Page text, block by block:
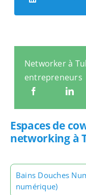
Networker à
entrepreneurs
Espaces de
networking à
Bains Douches
numérique)